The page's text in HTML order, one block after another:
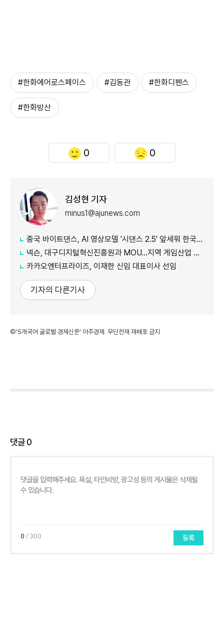
#한화에어로스페이스 #김동관 #한화디펜스
#한화방산
0 0
김성현 기자
minus1@ajunews.com
중국 바이트댄스, AI 영상모델 '시댄스 2.5' 앞세워 한국 공략 본격화
넥슨, 대구디지털혁신진흥원과 MOU…지역 게임산업 육성 나선다
카카오엔터프라이즈, 이재한 신임 대표이사 선임
기자의 다른기사
©'5개국어 글로벌 경제신문' 아주경제. 무단전재·재배포 금지
댓글0
0 / 300 등록